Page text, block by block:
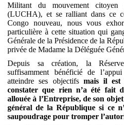
Militant du mouvement citoyen
(LUCHA), et se ralliant dans ce
Congo nouveau, nous vous
particulière à cette situation qui
Générale de la Présidence de la
privée de Madame la Déléguée
Depuis sa création, la
suffisamment bénéficié de
atteindre ses objectifs mais il est
constater que rien n’a été fait
allouée à l’Entreprise, de son
général de la République si ce
saupoudrage pour tromper